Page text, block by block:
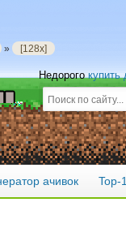
» [128x]
Недорогокупить
ачивок Top-